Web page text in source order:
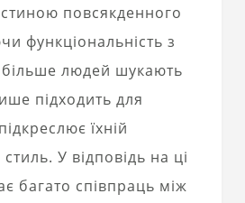
повсякденного
функціональність з
людей шукають
підходить для
їхній
У відповідь на ці
багато співпраць між